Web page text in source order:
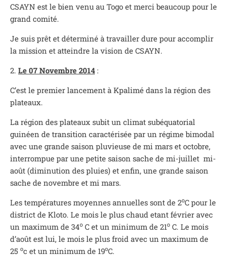
CSAYN est le bien venu au Togo et merci beaucoup pour le
grand comité.
Je suis prêt et déterminé à travailler dure pour accomplir
la mission et atteindre la vision de CSAYN.
2. Le 07 Novembre 2014 :
C’est le premier lancement à Kpalimé dans la région des
plateaux.
La région des plateaux subit un climat subéquatorial
guinéen de transition caractérisée par un régime bimodal
avec une grande saison pluvieuse de mi mars et octobre,
interrompue par une petite saison sache de mi-juillet mi-
août (diminution des pluies) et enfin, une grande saison
sache de novembre et mi mars.
Les températures moyennes annuelles sont de 2oC pour le
district de Kloto. Le mois le plus chaud etant février avec
un maximum de 34o C et un minimum de 21o C. Le mois
d’août est lui, le mois le plus froid avec un maximum de
25 oc et un minimum de 19oC.